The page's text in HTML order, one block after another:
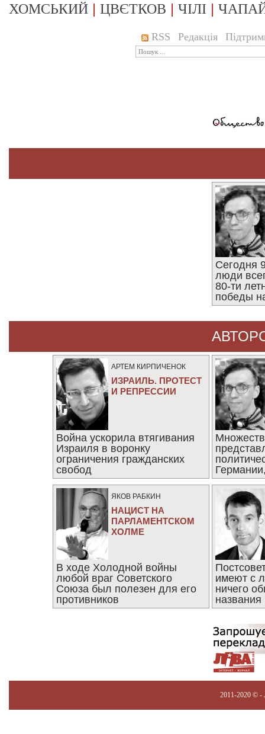
ХОМСЬКИЙ | ЦВЄТКОВ | ЧІЛІ |
RSS Редакція
Сегодня
люди
80-ти
победы
АРТЕМ КИРПИЧЕНОК
ИЗРАИЛЬ. ПРОТЕСТ
И РЕПРЕССИИ
Война ускорила втягивания
Израиля в воронку
ограничения гражданских
свобод
ЯКОВ РАБКИН
НАЦИСТ НА
ПАРЛАМЕНТСКОМ
ХОЛМЕ
В ходе Холодной войны
любой враг Советского
Союза был полезен для его
противников
имеют с
ничего
названия
2011-2020 © -